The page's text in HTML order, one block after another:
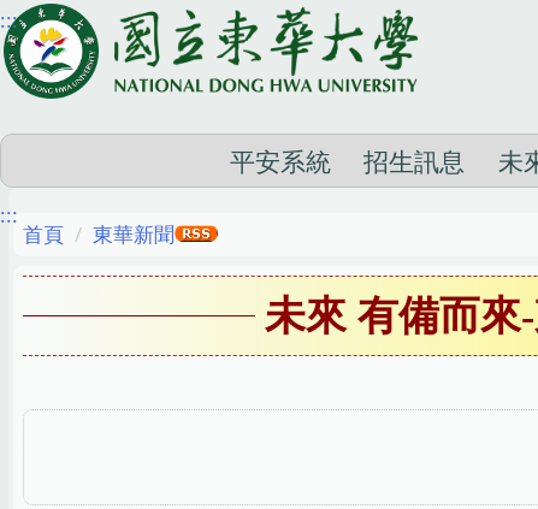
跳
到
主
容
區
:::
平安系統 招生訊息 未
:::
首頁 東華新聞
未來 有備而來